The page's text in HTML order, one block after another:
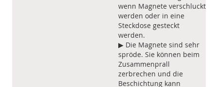
wenn Magnete verschluckt
werden oder in eine
Steckdose gesteckt
werden.
▶ Die Magnete sind sehr
spröde. Sie können beim
Zusammenprall
zerbrechen und die
Beschichtung kann